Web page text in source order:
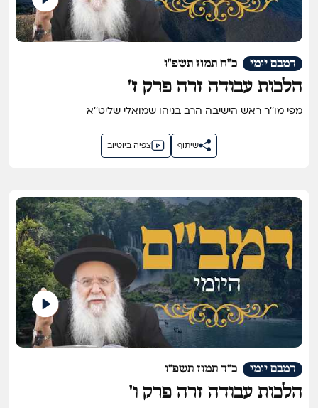
כ"ח תמוז תשפ"ו רמבם יומי
הלכות עבודה זרה פרק ז'
מפי מו''ר ראש הישיבה הרב בניהו שמואלי שליט''א
צפיה ביוטיוב שיתוף
כ"ד תמוז תשפ"ו רמבם יומי
הלכות עבודה זרה פרק ו'